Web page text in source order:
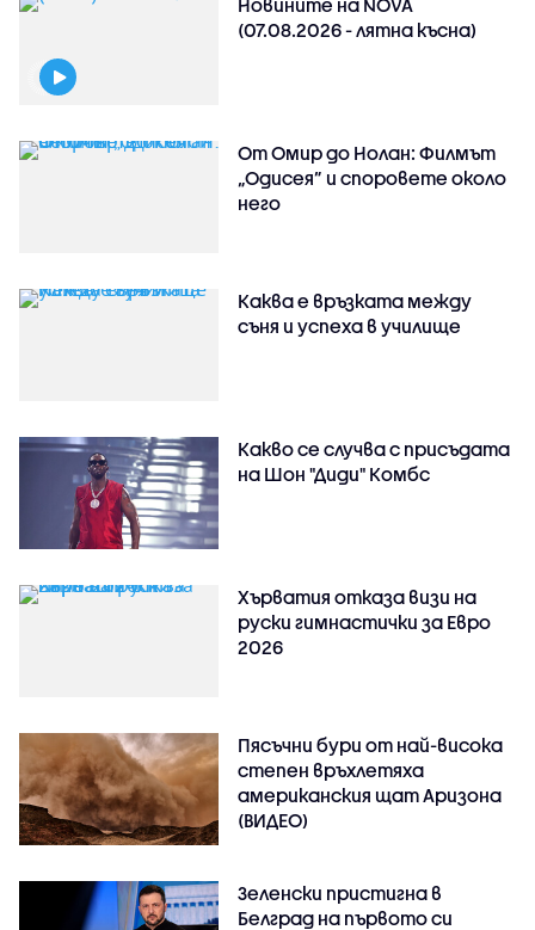
Новините на NOVA
(07.08.2026 - лятна късна)
От Омир до Нолан: Филмът
„Одисея” и споровете около
него
Каква е връзката между
съня и успеха в училище
Какво се случва с присъдата
на Шон "Диди" Комбс
Хърватия отказа визи на
руски гимнастички за Евро
2026
Пясъчни бури от най-висока
степен връхлетяха
американския щат Аризона
(ВИДЕО)
Зеленски пристигна в
Белград на първото си